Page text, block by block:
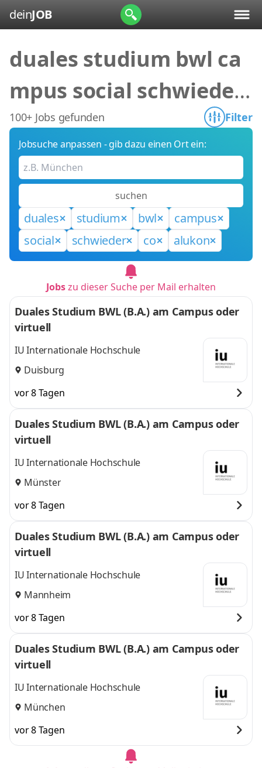
deinJOB
duales studium bwl ca
mpus social schwieder
co alukon
100+ Jobs gefunden Filter
Jobsuche anpassen - gib dazu einen Ort ein:
suchen
duales studium bwl
campus
social
schwieder co alukon
Jobszu dieser Suche per Mail erhalten
Duales Studium BWL (B.A.) am Campus oder
virtuell
IU Internationale Hochschule
Duisburg
vor 8 Tagen
Duales Studium BWL (B.A.) am Campus oder
virtuell
IU Internationale Hochschule
Münster
vor 8 Tagen
Duales Studium BWL (B.A.) am Campus oder
virtuell
IU Internationale Hochschule
Mannheim
vor 8 Tagen
Duales Studium BWL (B.A.) am Campus oder
virtuell
IU Internationale Hochschule
München
vor 8 Tagen